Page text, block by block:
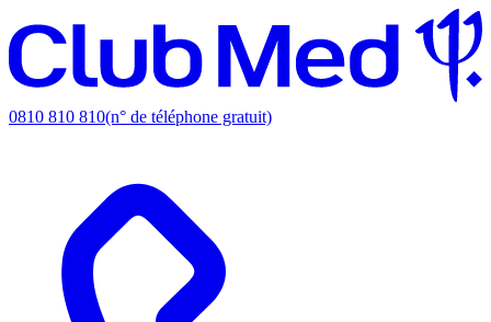
0810 810 810(n° de téléphone gratuit)